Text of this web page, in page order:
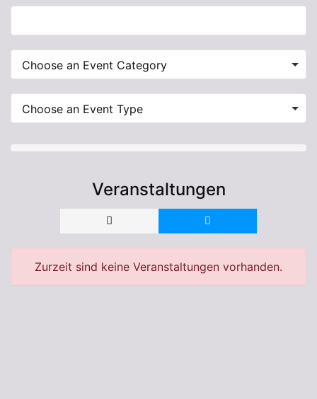
Veranstaltungen
Zurzeit sind keine Veranstaltungen vorhanden.